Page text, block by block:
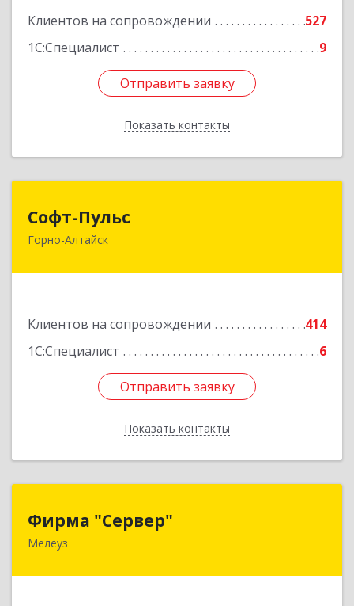
Клиентов на сопровождении
527
1С:Специалист
9
Отправить заявку
Показать контакты
Отправить заявку
Назад
Софт-Пульс
Горно-Алтайск
Клиентов на сопровождении
414
1С:Специалист
6
Отправить заявку
Показать контакты
649006, Алтай Респ, Горно-Алтайск г,
Отправить заявку
Назад
Фирма "Сервер"
Мелеуз
453852, Башкортостан Респ, Мелеузовский р-н,